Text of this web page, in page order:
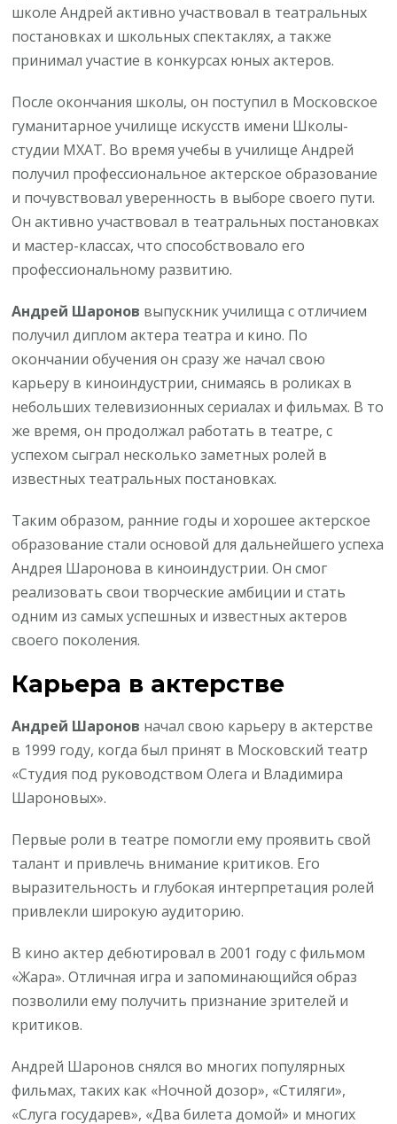
школе Андрей активно участвовал в театральных
постановках и школьных спектаклях, а также
принимал участие в конкурсах юных актеров.
После окончания школы, он поступил в Московское
гуманитарное училище искусств имени Школы-
студии МХАТ. Во время учебы в училище Андрей
получил профессиональное актерское образование
и почувствовал уверенность в выборе своего пути.
Он активно участвовал в театральных постановках
и мастер-классах, что способствовало его
профессиональному развитию.
Андрей Шаронов выпускник училища с отличием
получил диплом актера театра и кино. По
окончании обучения он сразу же начал свою
карьеру в киноиндустрии, снимаясь в роликах в
небольших телевизионных сериалах и фильмах. В то
же время, он продолжал работать в театре, с
успехом сыграл несколько заметных ролей в
известных театральных постановках.
Таким образом, ранние годы и хорошее актерское
образование стали основой для дальнейшего успеха
Андрея Шаронова в киноиндустрии. Он смог
реализовать свои творческие амбиции и стать
одним из самых успешных и известных актеров
своего поколения.
Карьера в актерстве
Андрей Шаронов начал свою карьеру в актерстве
в 1999 году, когда был принят в Московский театр
«Студия под руководством Олега и Владимира
Шароновых».
Первые роли в театре помогли ему проявить свой
талант и привлечь внимание критиков. Его
выразительность и глубокая интерпретация ролей
привлекли широкую аудиторию.
В кино актер дебютировал в 2001 году с фильмом
«Жара». Отличная игра и запоминающийся образ
позволили ему получить признание зрителей и
критиков.
Андрей Шаронов снялся во многих популярных
фильмах, таких как «Ночной дозор», «Стиляги»,
«Слуга государев», «Два билета домой» и многих